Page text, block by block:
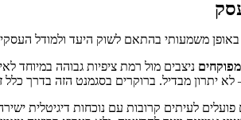
משמעותי בהתאם לשוק היעד ולמודל
מפוקחים ניצבים מול רמת ציפיות גבוהה במיוחד
לא יתרון מבדיל. ברוקרים בסגמנט הזה בדרך